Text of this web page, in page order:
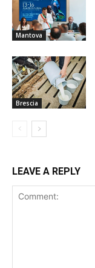
Mantova
Brescia
LEAVE A REPLY